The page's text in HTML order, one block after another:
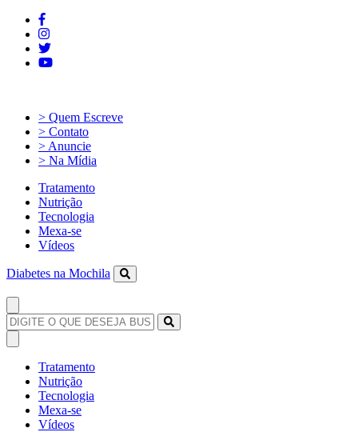
> Quem Escreve
> Contato
> Anuncie
> Na Mídia
Tratamento
Nutrição
Tecnologia
Mexa-se
Vídeos
Diabetes na Mochila
Tratamento
Nutrição
Tecnologia
Mexa-se
Vídeos